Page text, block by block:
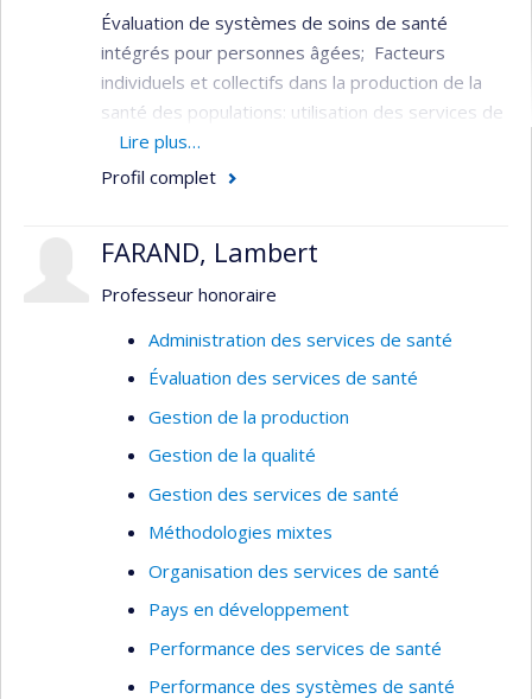
Évaluation de systèmes de soins de santé
intégrés pour personnes âgées; Facteurs
individuels et collectifs dans la production de la
santé des populations: utilisation des services de
santé, services aux personnes âgées,
financement du système de santé, fragilité chez
Il a été l’un des principaux responsables de la
projet de démonstration d’un système intégré
de services pour les personnes âgées (SIPA).
Lire plus…
Profil complet
FARAND, Lambert
Professeur honoraire
Administration des services de santé
Évaluation des services de santé
Gestion de la production
Gestion de la qualité
Gestion des services de santé
Méthodologies mixtes
Organisation des services de santé
Pays en développement
Performance des services de santé
Performance des systèmes de santé